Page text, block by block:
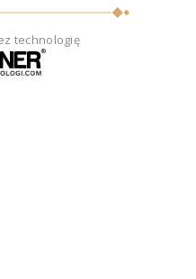
technologię